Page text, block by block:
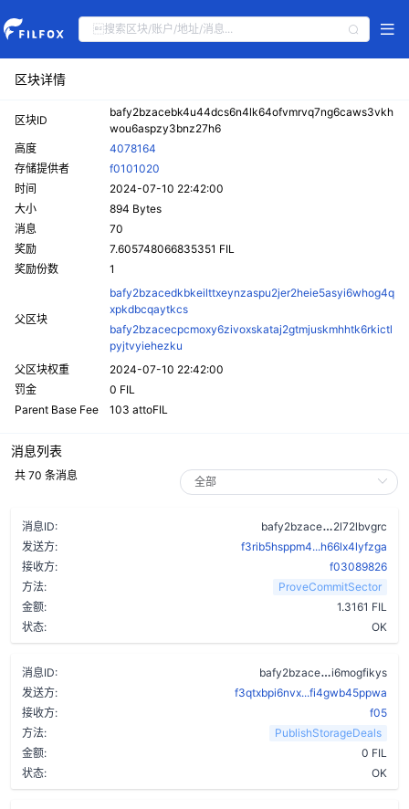
区块详情
区块ID
bafy2bzacebk4u44dcs6n4lk64ofvmrvq7ng6caws3vkh
wou6aspzy3bnz27h6
高度
4078164
存储提供者
f0101020
时间
2024-07-10 22:42:00
大小
894 Bytes
消息
70
奖励
7.605748066835351 FIL
奖励份数
1
父区块
bafy2bzacedkbkeilttxeynzaspu2jer2heie5asyi6whog4q
xpkdbcqaytkcs
bafy2bzacecpcmoxy6zivoxskataj2gtmjuskmhhtk6rkictl
pyjtvyiehezku
父区块权重
2024-07-10 22:42:00
罚金
0 FIL
Parent Base Fee
103 attoFIL
消息列表
共 70 条消息
消息ID: bafy2bzace
2l72lbvgrc
发送方:
f3rib5hsppm4...h66lx4lyfzga
接收方:
f03089826
方法:
ProveCommitSector
金额:
1.3161 FIL
状态:
OK
消息ID: bafy2bzace
i6mogfikys
发送方:
f3qtxbpi6nvx...fi4gwb45ppwa
接收方:
f05
方法:
PublishStorageDeals
金额:
0 FIL
状态:
OK